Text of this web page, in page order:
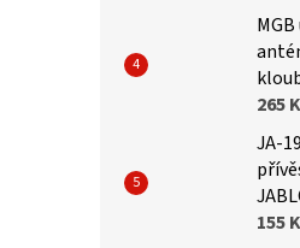
265
JA-
155